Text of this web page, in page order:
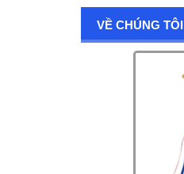
VỀ CHÚNG TÔI